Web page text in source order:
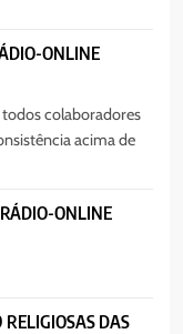
ONLINE
todos colaboradores
acima de
RÁDIO-ONLINE
RELIGIOSAS DAS